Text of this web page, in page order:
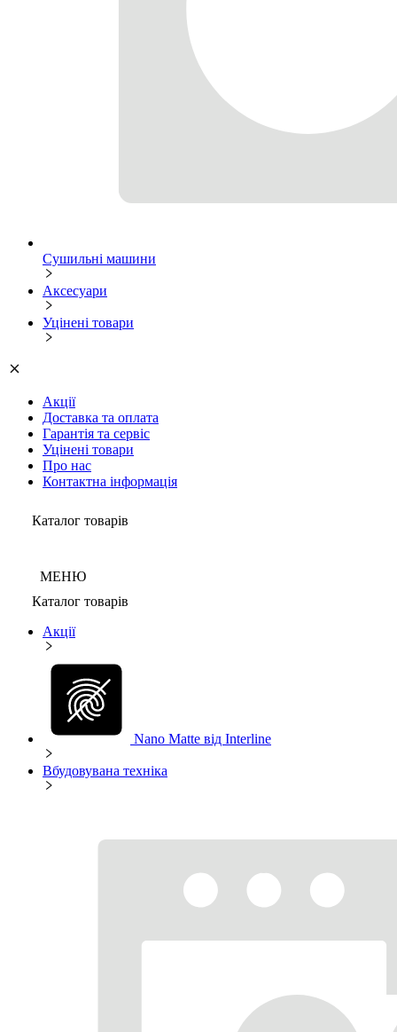
Сушильні машини
Аксесуари
Уцінені товари
Акції
Доставка та оплата
Гарантія та сервіс
Уцінені товари
Про нас
Контактна інформація
Каталог товарів
МЕНЮ
Каталог товарів
Акції
Nano Matte від Interline
Вбудовувана техніка